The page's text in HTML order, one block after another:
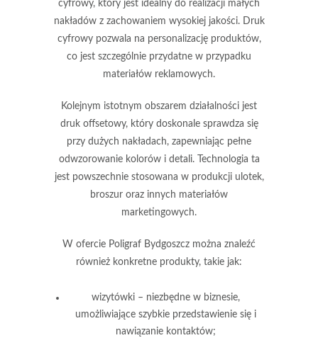
cyfrowy, który jest idealny do realizacji małych
nakładów z zachowaniem wysokiej jakości. Druk
cyfrowy pozwala na personalizację produktów,
co jest szczególnie przydatne w przypadku
materiałów reklamowych.
Kolejnym istotnym obszarem działalności jest
druk offsetowy, który doskonale sprawdza się
przy dużych nakładach, zapewniając pełne
odwzorowanie kolorów i detali. Technologia ta
jest powszechnie stosowana w produkcji ulotek,
broszur oraz innych materiałów
marketingowych.
W ofercie Poligraf Bydgoszcz można znaleźć
również konkretne produkty, takie jak:
wizytówki – niezbędne w biznesie,
umożliwiające szybkie przedstawienie się i
nawiązanie kontaktów;